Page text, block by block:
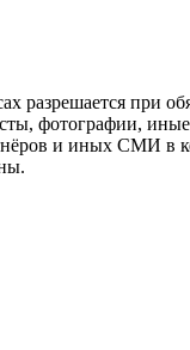
разрешается при
фотографии, иные
и иных СМИ в